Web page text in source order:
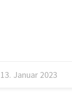
13. Januar 2023